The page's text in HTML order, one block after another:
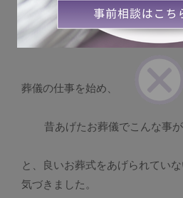
私の心は１つでした。
葬儀の仕事を始め、
昔あげたお葬儀でこんな事が
と、良いお葬式をあげられてい
気づきました。